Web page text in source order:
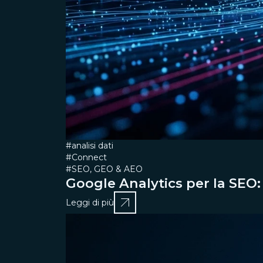
#analisi dati
#Connect
#SEO, GEO & AEO
Google Analytics per la
Leggi di più